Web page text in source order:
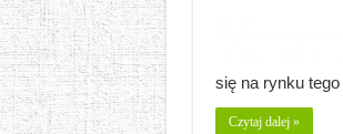
się na rynku
Czytaj dalej »